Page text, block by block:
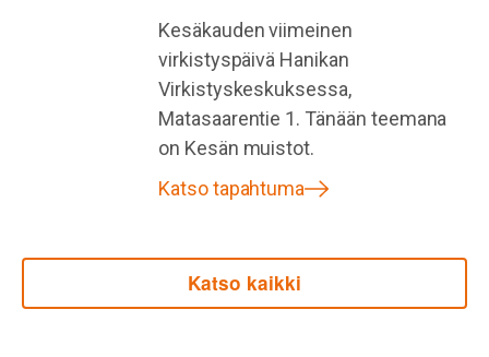
Kesäkauden viimeinen
virkistyspäivä Hanikan
Virkistyskeskuksessa,
Matasaarentie 1. Tänään teemana
on Kesän muistot.
Katso tapahtuma
Katso kaikki